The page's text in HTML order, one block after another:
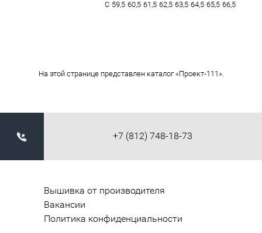
С 59,5 60,5 61,5 62,5 63,5 64,5 65,5 66,5
На этой странице представлен каталог «Проект-111».
+7 (812) 748-18-73
Вышивка от производителя
Вакансии
Политика конфиденциальности